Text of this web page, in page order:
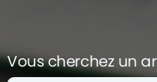
Vous cherchez un